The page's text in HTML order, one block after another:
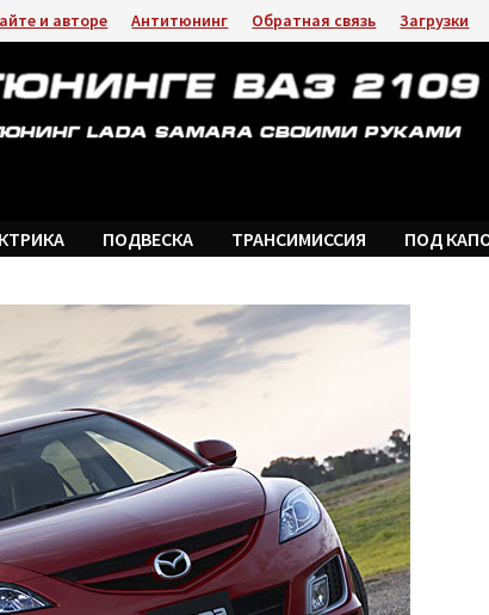
и авторе Антитюнинг Обратная связь Загрузки
ПОДВЕСКА ТРАНСИМИССИЯ ПОД